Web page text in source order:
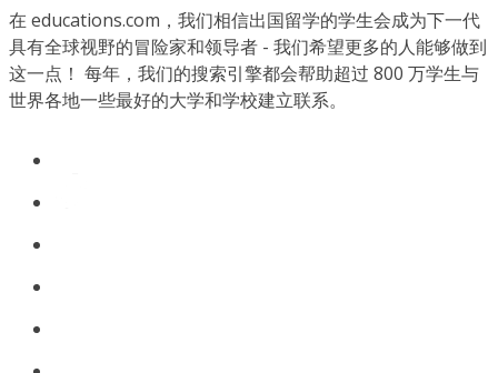
在 educations.com，我们相信出国留学的学生会成为下一代
具有全球视野的冒险家和领导者 - 我们希望更多的人能够做到
这一点！ 每年，我们的搜索引擎都会帮助超过 800 万学生与
世界各地一些最好的大学和学校建立联系。